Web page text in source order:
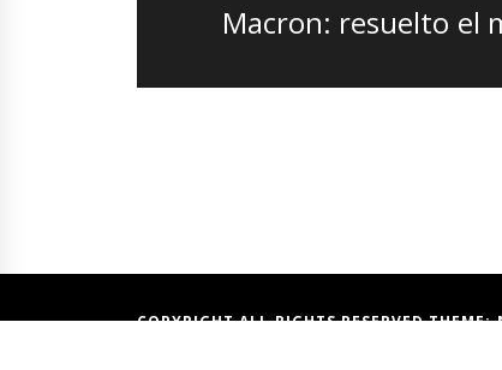
post:
Macron: resuelto el
COPYRIGHT ALL RIGHTS RESERVED THEME: